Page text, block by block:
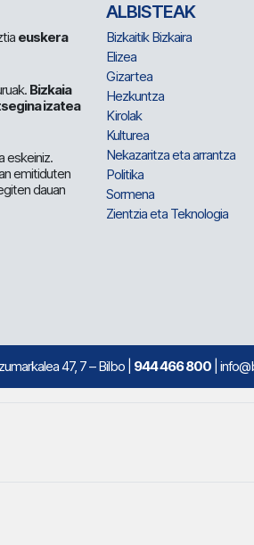
euskera
Bizkaia
izatea
eskeiniz.
emitiduten
dauan
ALBISTEAK
Bizkaitik Bizkaira
Elizea
Gizartea
Hezkuntza
Kirolak
Kulturea
Nekazaritza eta arrantza
Politika
Sormena
Zientzia eta Teknologia
47, 7 – Bilbo | 944 466 800 |